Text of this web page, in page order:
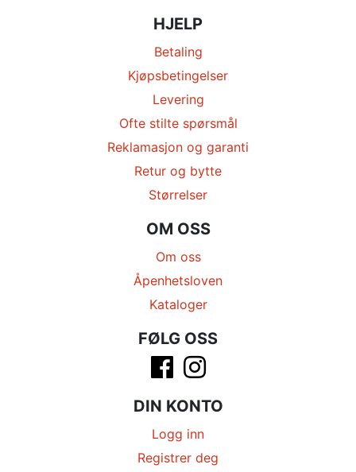
HJELP
Betaling
Kjøpsbetingelser
Levering
Ofte stilte spørsmål
Reklamasjon og garanti
Retur og bytte
Størrelser
OM OSS
Om oss
Åpenhetsloven
Kataloger
FØLG OSS
DIN KONTO
Logg inn
Registrer deg